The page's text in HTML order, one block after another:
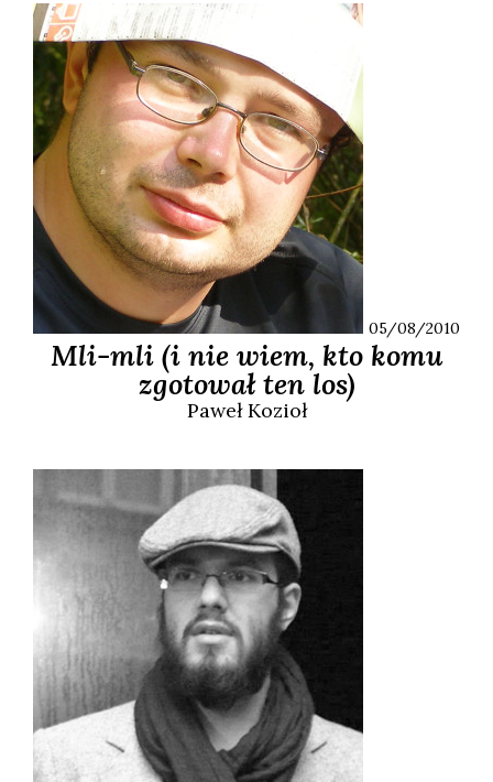
05/08/2010
Mli-mli (i nie wiem, kto komu
zgotował ten los)
PawełKozioł